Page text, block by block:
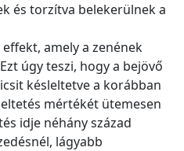
és torzítva belekerülnek a
effekt, amely a zenének
úgy teszi, hogy a bejövő
késleltetve a korábban
mértékét ütemesen
idje néhány század
lágyabb